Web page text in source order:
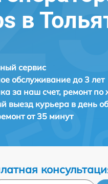
в
сервис
обслуживание до 3 лет
за наш счет, ремонт
выезд курьера в день
от 35 минут